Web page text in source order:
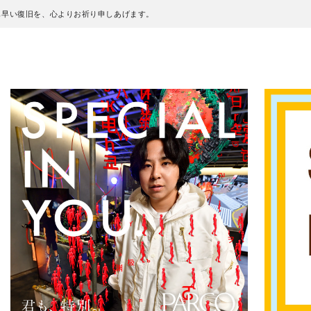
い復旧を、心よりお祈り申しあげます。